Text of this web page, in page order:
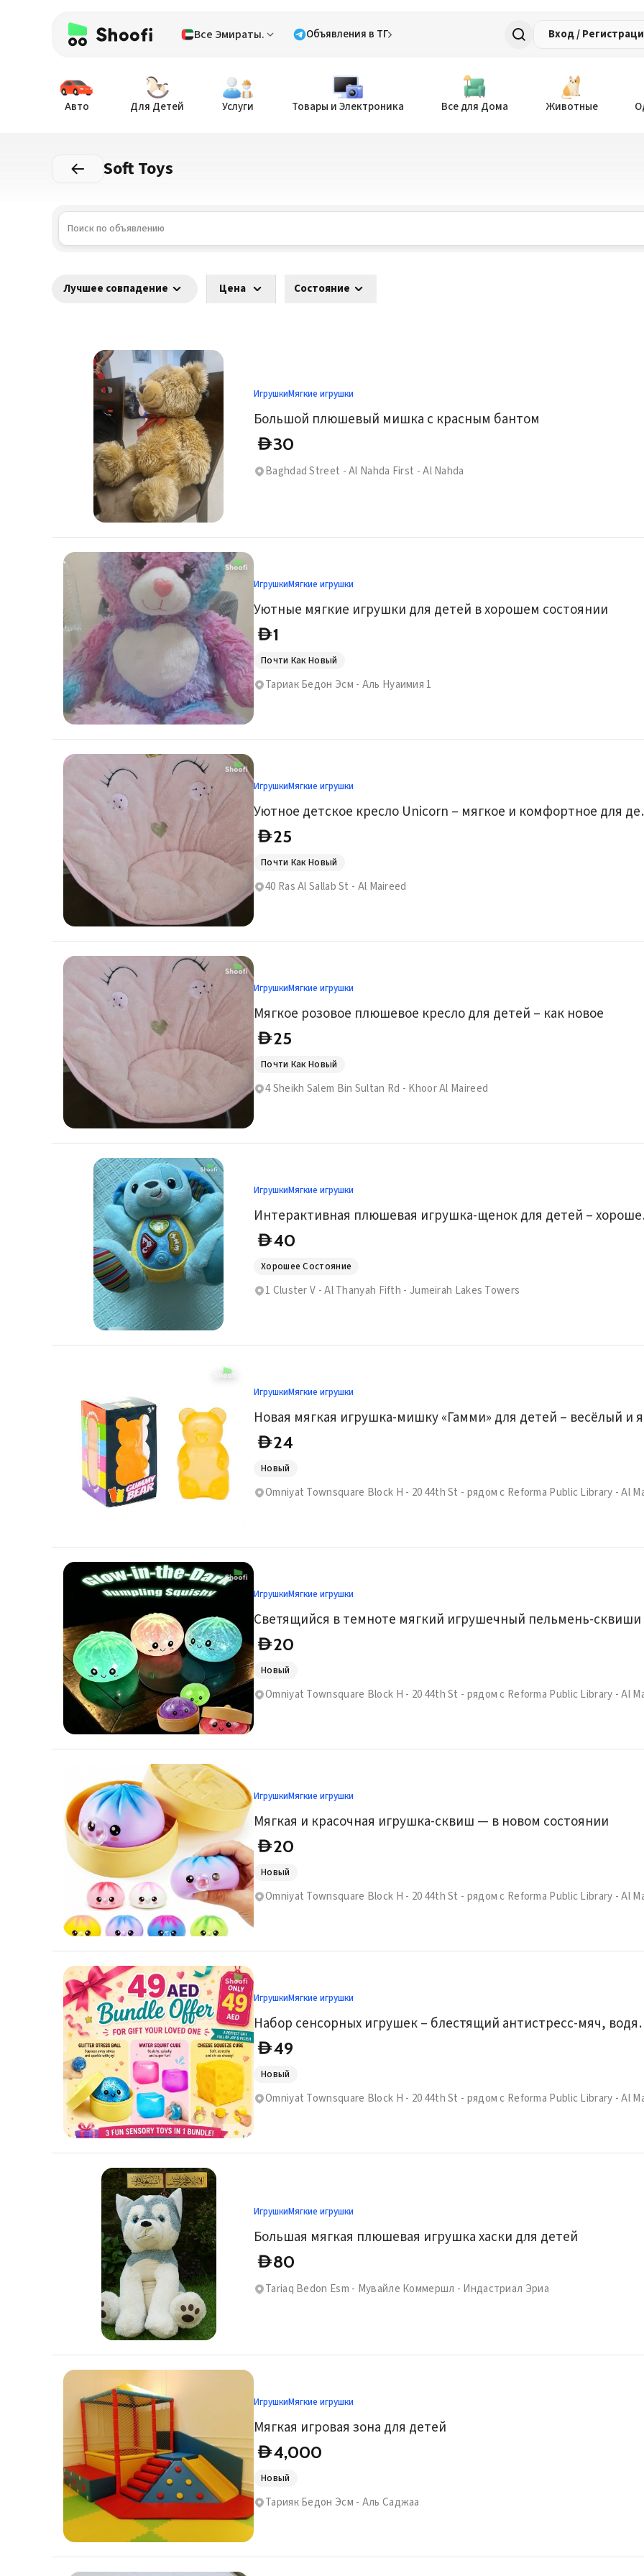
Все Эмираты. Объявления в ТГ Вход /
Авто Для Детей Услуги Товары и Электроника Все для Дома Животные
Soft Toys
Лучшее совпадение Цена Состояние
ИгрушкиМягкие игрушки
Большой плюшевый мишка с красным бантом
D30
Baghdad Street - Al Nahda First - Al Nahda
ИгрушкиМягкие игрушки
Уютные мягкие игрушки для детей в хорошем состоянии
D1
Почти Как Новый
Тариак Бедон Эсм - Аль Нуаимия 1
ИгрушкиМягкие игрушки
Уютное
D25
Почти Как Новый
40 Ras Al Sallab St - Al Maireed
ИгрушкиМягкие игрушки
Мягкое розовое плюшевое кресло для детей – как новое
D25
Почти Как Новый
4 Sheikh Salem Bin Sultan Rd - Khoor Al Maireed
ИгрушкиМягкие игрушки
D40
Хорошее Состояние
1 Cluster V - Al Thanyah Fifth - Jumeirah Lakes Towers
ИгрушкиМягкие игрушки
D24
Новый
ИгрушкиМягкие игрушки
D20
Новый
ИгрушкиМягкие игрушки
Мягкая и красочная игрушка-сквиш — в новом состоянии
D20
Новый
ИгрушкиМягкие игрушки
Набор сенсорных
D49
Новый
ИгрушкиМягкие игрушки
Большая мягкая плюшевая игрушка хаски для детей
D80
Tariaq Bedon Esm - Мувайле Коммершл - Индастриал Эриа
ИгрушкиМягкие игрушки
Мягкая игровая зона для детей
D4,000
Новый
Тарияк Бедон Эсм - Аль Саджаа